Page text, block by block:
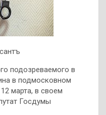
подозреваемого в
в подмосковном
марта, в своем
Госдумы